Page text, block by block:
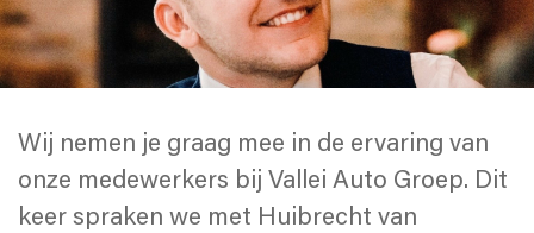
Wij nemen je graag mee in de ervaring van
onze medewerkers bij Vallei Auto Groep. Dit
keer spraken we met Huibrecht van